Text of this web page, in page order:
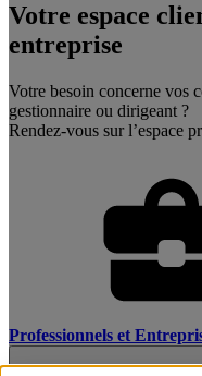
Votre espace
entreprise
Votre besoin concerne vos
gestionnaire ou dirigeant ?
Rendez-vous sur l’espace
Professionnels et